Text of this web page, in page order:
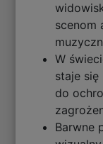
scenom
W
staje
do
Barwne